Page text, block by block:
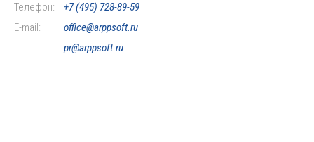
Телефон:
+7 (495) 728-89-59
E-mail:
office@arppsoft.ru
pr@arppsoft.ru